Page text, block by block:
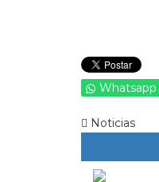
Whatsapp
Noticias